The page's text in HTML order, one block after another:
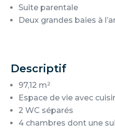
Suite parentale
Deux grandes baies à
Descriptif
97,12 m²
Espace de vie avec
2 WC séparés
4 chambres dont une